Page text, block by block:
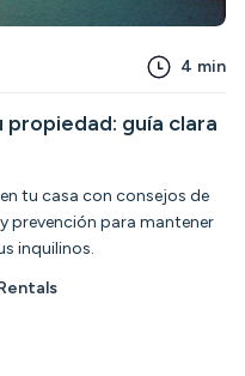
4 min
guía clara
tu casa con consejos de
prevención para mantener
inquilinos.